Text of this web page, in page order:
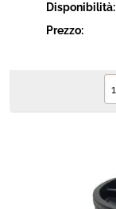
Disponibilità:
Prezzo: